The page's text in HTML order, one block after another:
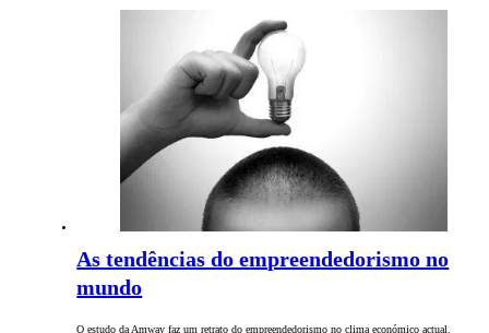
As tendências do empreendedorismo no
mundo
O estudo da Amway faz um retrato do empreendedorismo no clima económico actual.